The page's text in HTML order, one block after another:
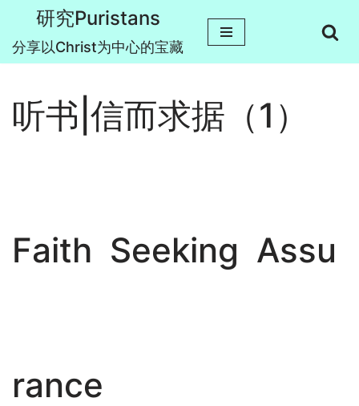
跳
正
文
研究Puristans
分享以Christ为中心的宝藏
听书|信而求据（1）
Faith Seeking Assu
rance